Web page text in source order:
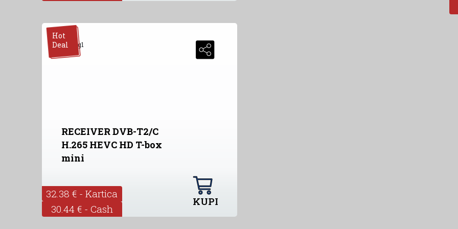
Hot
Deal
RECEIVER DVB-T2/C
H.265 HEVC HD T-box
mini
32.38 € - Kartica
30.44 € - Cash
KUPI